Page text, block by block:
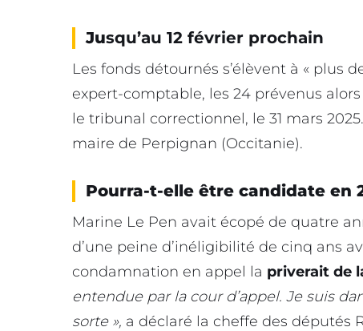
Jusqu’au 12 février prochain
Les fonds détournés s’élèvent à « plus
expert-comptable, les 24 prévenus
le tribunal correctionnel, le 31 mars
maire de Perpignan (Occitanie).
Pourra-t-elle être candidate en
Marine Le Pen avait écopé de quatre
d’une peine d’inéligibilité de cinq ans
condamnation en appel la priverait de
entendue par la cour d’appel. Je suis
sorte », a déclaré la cheffe des députés